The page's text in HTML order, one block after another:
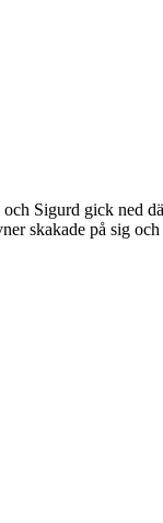
Sigurd gick ned
skakade på sig